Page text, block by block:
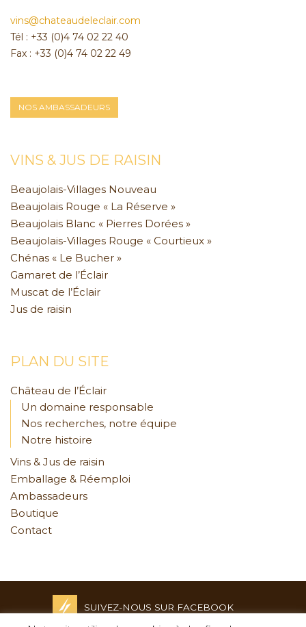
vins@chateaudeleclair.com
Tél : +33 (0)4 74 02 22 40
Fax : +33 (0)4 74 02 22 49
NOS AMBASSADEURS
VINS & JUS DE RAISIN
Beaujolais-Villages Nouveau
Beaujolais Rouge « La Réserve »
Beaujolais Blanc « Pierres Dorées »
Beaujolais-Villages Rouge « Courtieux »
Chénas « Le Bucher »
Gamaret de l’Éclair
Muscat de l’Éclair
Jus de raisin
PLAN DU SITE
Château de l’Éclair
Un domaine responsable
Nos recherches, notre équipe
Notre histoire
Vins & Jus de raisin
Emballage & Réemploi
Ambassadeurs
Boutique
Contact
SUIVEZ-NOUS SUR FACEBOOK